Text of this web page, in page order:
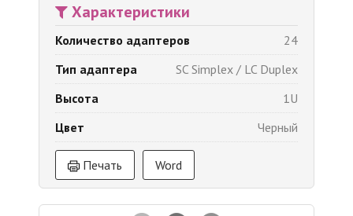
Характеристики
Количество адаптеров
24
Тип адаптера
SC Simplex / LC Duplex
Высота
1U
Цвет
Черный
Печать Word